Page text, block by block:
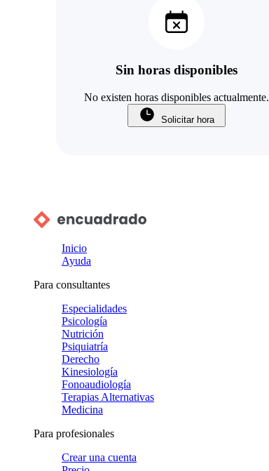
Sin horas disponibles
No existen horas disponibles actualmente.
Solicitar hora
Inicio
Ayuda
Para consultantes
Especialidades
Psicología
Nutrición
Psiquiatría
Derecho
Kinesiología
Fonoaudiología
Terapias Alternativas
Medicina
Para profesionales
Crear una cuenta